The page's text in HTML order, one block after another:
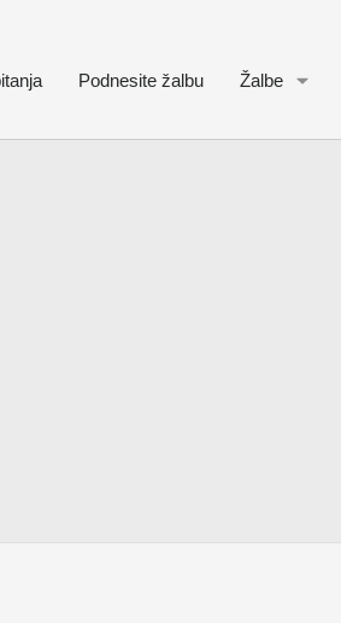
Podnesite žalbu Žalbe